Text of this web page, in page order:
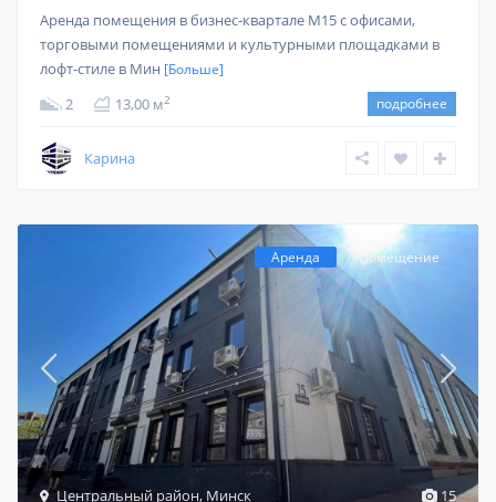
Аренда помещения в бизнес-квартале M15 с офисами,
торговыми помещениями и культурными площадками в
лофт-стиле в Мин [Больше]
2 13,00 м2 подробнее
Карина
15
Центральный район, Минск
Аренда Помещение